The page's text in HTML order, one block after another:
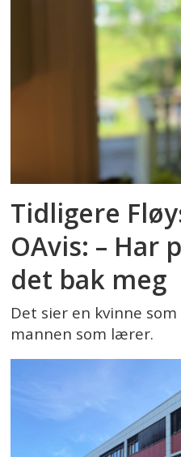
Tidligere
OAvis: – Har
det bak meg
Det sier en kvinne
mannen som lærer.